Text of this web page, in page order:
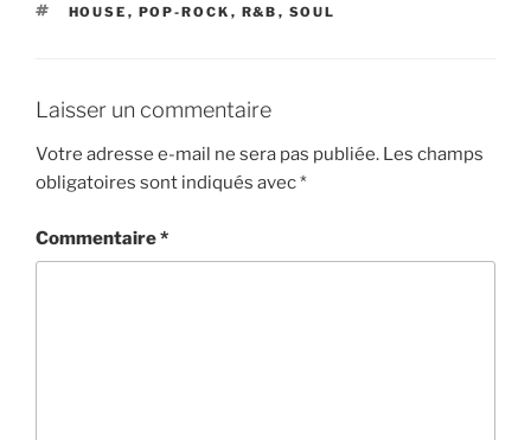
ÉTIQUETTES
HOUSE , POP-ROCK , R&B , SOUL
Laisser un commentaire
Votre adresse e-mail ne sera pas publiée. Les champs
obligatoires sont indiqués avec*
Commentaire*